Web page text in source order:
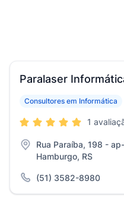
Paralaser
Consultores em Informática
1
Rua Paraíba, 198 -
Hamburgo, RS
(51) 3582-8980